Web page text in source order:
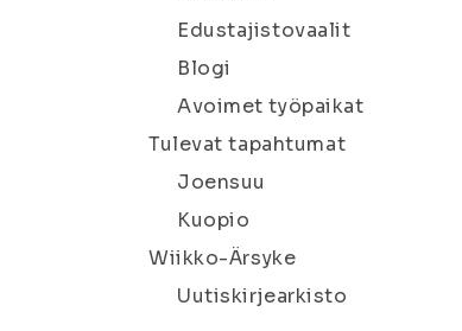
Edustajistovaalit
Blogi
Avoimet työpaikat
Tulevat tapahtumat
Joensuu
Kuopio
Wiikko-Ärsyke
Uutiskirjearkisto